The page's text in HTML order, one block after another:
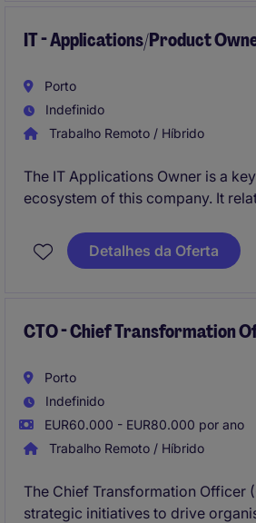
IT - Applications/Product
Porto
Indefinido
Trabalho Remoto / Híbrido
The IT Applications Owner is a
ecosystem of this company. It
implementation, and maintenance
applications related to Real Estate
systems align with the company's
Detalhes da Oferta
CTO - Chief Transformation
Porto
Indefinido
EUR60.000 - EUR80.000 por ano
Trabalho Remoto / Híbrido
The Chief Transformation Officer
strategic initiatives to drive